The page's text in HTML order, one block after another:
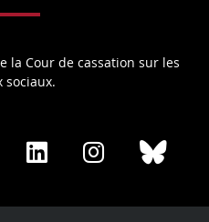
la Cour de cassation sur les
sociaux.
Share
Share
LinkedIn
Share
Instagram